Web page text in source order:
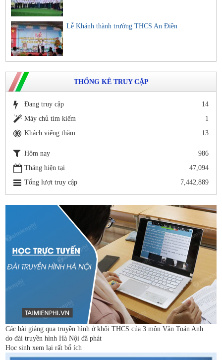
Lễ Khánh thành trường THCS An Điền
THỐNG KÊ TRUY CẬP
Đang truy cập
14
Máy chủ tìm kiếm
1
Khách viếng thăm
13
Hôm nay
986
Tháng hiện tại
47,094
Tổng lượt truy cập
7,442,889
Các bài giảng qua truyền hình ở khối THCS của 3 môn Văn Toán Anh
do đài truyền hình Hà Nội đã phát
Học sinh xem lại rất bổ ích